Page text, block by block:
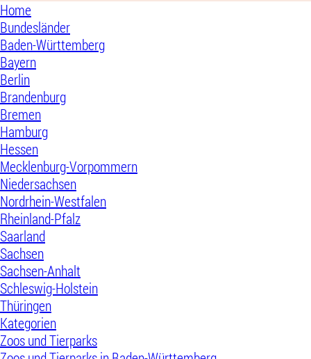
Home
Bundesländer
Baden-Württemberg
Bayern
Berlin
Brandenburg
Bremen
Hamburg
Hessen
Mecklenburg-Vorpommern
Niedersachsen
Nordrhein-Westfalen
Rheinland-Pfalz
Saarland
Sachsen
Sachsen-Anhalt
Schleswig-Holstein
Thüringen
Kategorien
Zoos und Tierparks